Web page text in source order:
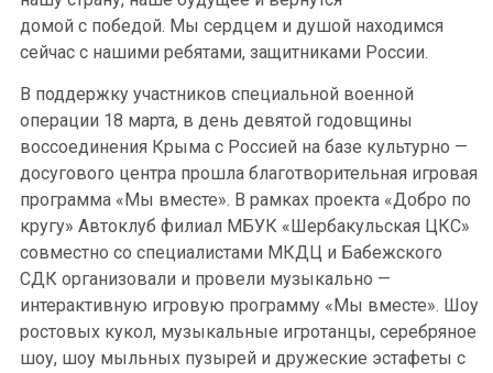
домой с победой. Мы сердцем и душой находимся
сейчас с нашими ребятами, защитниками России.
В поддержку участников специальной военной
операции 18 марта, в день девятой годовщины
воссоединения Крыма с Россией на базе культурно —
досугового центра прошла благотворительная игровая
программа «Мы вместе». В рамках проекта «Добро по
кругу» Автоклуб филиал МБУК «Шербакульская ЦКС»
совместно со специалистами МКДЦ и Бабежского
СДК организовали и провели музыкально —
интерактивную игровую программу «Мы вместе». Шоу
ростовых кукол, музыкальные игротанцы, серебряное
шоу, шоу мыльных пузырей и дружеские эстафеты с